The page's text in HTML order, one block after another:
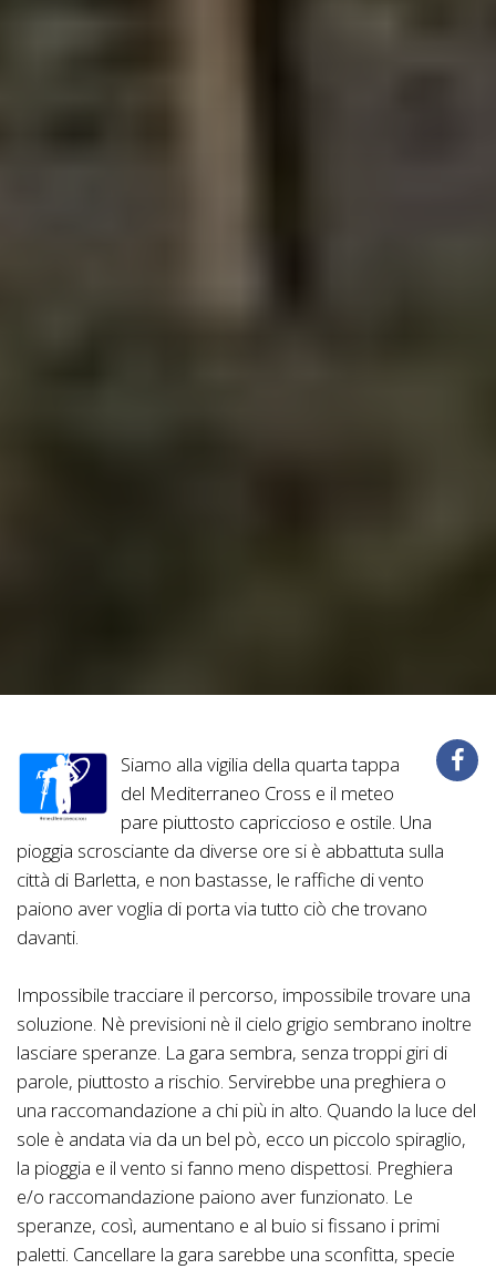
Siamo alla vigilia della quarta tappa
del Mediterraneo Cross e il meteo
pare piuttosto capriccioso e ostile. Una
pioggia scrosciante da diverse ore si è abbattuta sulla
città di Barletta, e non bastasse, le raffiche di vento
paiono aver voglia di porta via tutto ciò che trovano
davanti.
Impossibile tracciare il percorso, impossibile trovare una
soluzione. Nè previsioni nè il cielo grigio sembrano inoltre
lasciare speranze. La gara sembra, senza troppi giri di
parole, piuttosto a rischio. Servirebbe una preghiera o
una raccomandazione a chi più in alto. Quando la luce del
sole è andata via da un bel pò, ecco un piccolo spiraglio,
la pioggia e il vento si fanno meno dispettosi. Preghiera
e/o raccomandazione paiono aver funzionato. Le
speranze, così, aumentano e al buio si fissano i primi
paletti. Cancellare la gara sarebbe una sconfitta, specie